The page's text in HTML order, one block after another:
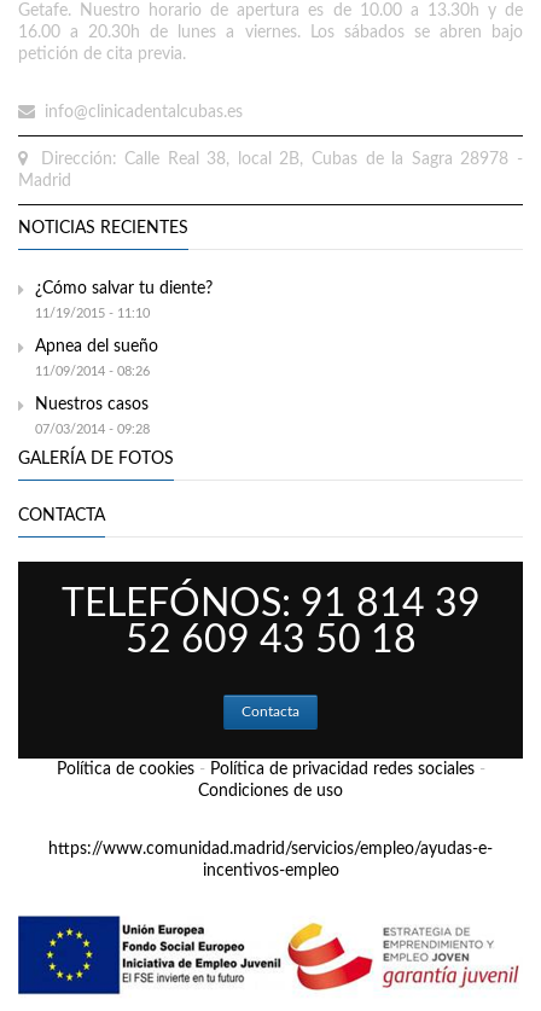
Getafe. Nuestro horario de apertura es de 10.00 a 13.30h y de
16.00 a 20.30h de lunes a viernes. Los sábados se abren bajo
petición de cita previa.
info@clinicadentalcubas.es
Dirección: Calle Real 38, local 2B, Cubas de la Sagra 28978 -
Madrid
NOTICIAS RECIENTES
¿Cómo salvar tu diente?
11/19/2015 - 11:10
Apnea del sueño
11/09/2014 - 08:26
Nuestros casos
07/03/2014 - 09:28
GALERÍA DE FOTOS
CONTACTA
TELEFÓNOS: 91 814 39
52 609 43 50 18
Contacta
Política de cookies- Política de privacidad redes sociales-
Condiciones de uso
https://www.comunidad.madrid/servicios/empleo/ayudas-e-
incentivos-empleo